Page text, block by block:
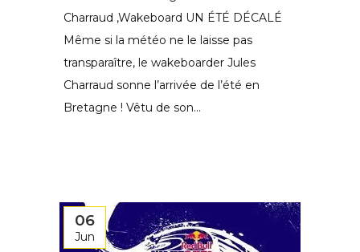
Charraud ,Wakeboard UN ÉTÉ DÉCALÉ
Même si la météo ne le laisse pas
transparaître, le wakeboarder Jules
Charraud sonne l’arrivée de l’été en
Bretagne ! Vêtu de son...
06
Jun